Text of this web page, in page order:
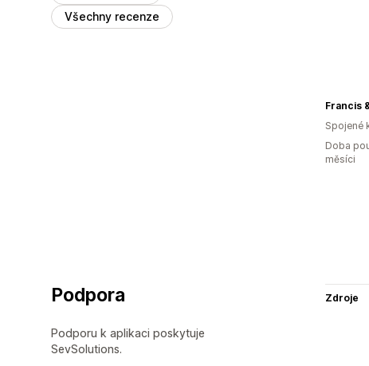
Všechny recenze
Francis
Spojené
Doba
měsíci
Podpora
Podporu k aplikaci poskytuje
SevSolutions.
Zdroje